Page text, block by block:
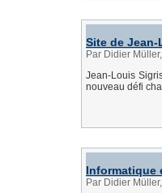
Site de
Par Didier
Jean-Louis
nouveau défi
Informatique
Par Didier